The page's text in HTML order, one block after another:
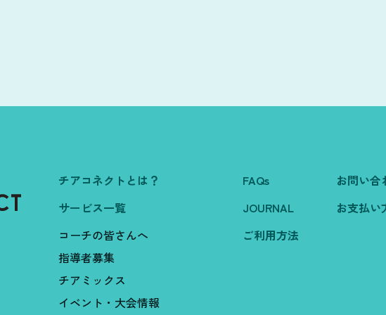
チアコネクトとは？
サービス一覧
コーチの皆さんへ
指導者募集
チアミックス
イベント・大会情報
FAQs
JOURNAL
ご利用方法
お問い合
お支払い